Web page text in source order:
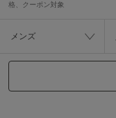
格、クーポン対象
メンズ